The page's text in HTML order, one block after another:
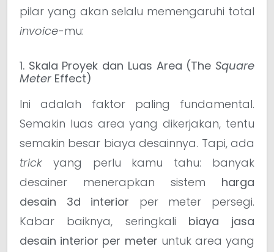
pilar yang akan selalu memengaruhi total
invoice-mu:
1. Skala Proyek dan Luas Area (The Square
Meter Effect)
Ini adalah faktor paling fundamental.
Semakin luas area yang dikerjakan, tentu
semakin besar biaya desainnya. Tapi, ada
trick yang perlu kamu tahu: banyak
desainer menerapkan sistem harga
desain 3d interior per meter persegi.
Kabar baiknya, seringkali biaya jasa
desain interior per meter untuk area yang